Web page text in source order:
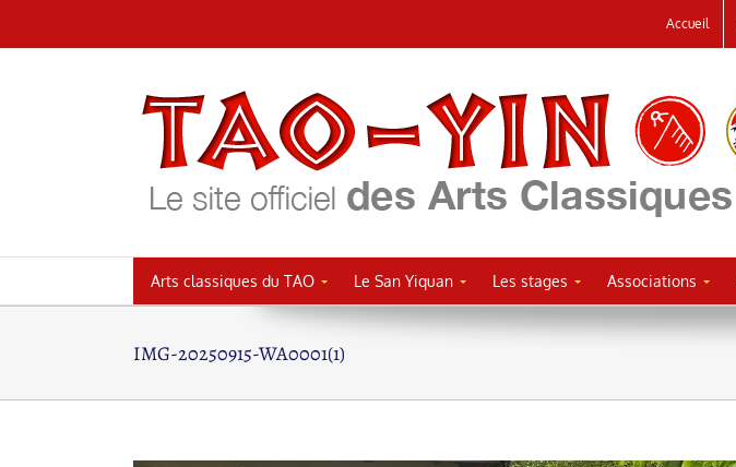
au
Accueil
Arts classiques du TAO Le San Yiquan Les stages Associations
IMG-20250915-WA0001(1)